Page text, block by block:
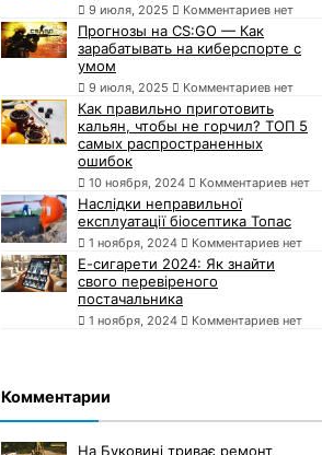
9 июля, 2025 Комментариев нет
Прогнозы на CS:GO — Как
зарабатывать на киберспорте с
умом
9 июля, 2025 Комментариев нет
Как правильно приготовить
кальян, чтобы не горчил? ТОП 5
самых распространенных
ошибок
10 ноября, 2024 Комментариев нет
Наслідки неправильної
експлуатації біосептика Топас
1 ноября, 2024 Комментариев нет
Е-сигарети 2024: Як знайти
свого перевіреного
постачальника
1 ноября, 2024 Комментариев нет
Комментарии
На Буковині триває ремонт